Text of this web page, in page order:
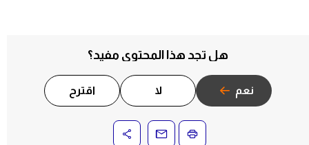
هل تجد هذا المحتوى مفيد؟
نعم لا اقترح